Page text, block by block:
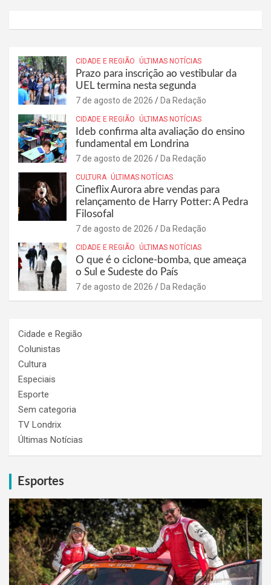
CIDADE E REGIÃO ÚLTIMAS NOTÍCIAS
Prazo para inscrição ao vestibular da
UEL termina nesta segunda
7 de agosto de 2026 Da Redação
CIDADE E REGIÃO ÚLTIMAS NOTÍCIAS
Ideb confirma alta avaliação do ensino
fundamental em Londrina
7 de agosto de 2026 Da Redação
CULTURA ÚLTIMAS NOTÍCIAS
Cineflix Aurora abre vendas para
relançamento de Harry Potter: A Pedra
Filosofal
7 de agosto de 2026 Da Redação
CIDADE E REGIÃO ÚLTIMAS NOTÍCIAS
O que é o ciclone-bomba, que ameaça
o Sul e Sudeste do País
7 de agosto de 2026 Da Redação
Cidade e Região
Colunistas
Cultura
Especiais
Esporte
Sem categoria
TV Londrix
Últimas Notícias
Esportes